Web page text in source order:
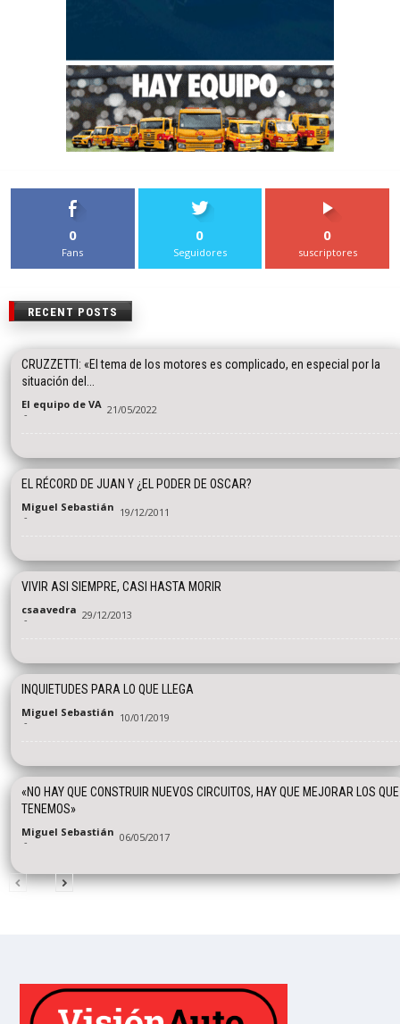
0
Fans
0
Seguidores
0
suscriptores
RECENT POSTS
CRUZZETTI: «El tema de los motores es complicado, en especial por la
situación del...
El equipo de VA
- 21/05/2022
EL RÉCORD DE JUAN Y ¿EL PODER DE OSCAR?
Miguel Sebastián
- 19/12/2011
VIVIR ASI SIEMPRE, CASI HASTA MORIR
csaavedra
- 29/12/2013
INQUIETUDES PARA LO QUE LLEGA
Miguel Sebastián
- 10/01/2019
«NO HAY QUE CONSTRUIR NUEVOS CIRCUITOS, HAY QUE MEJORAR LOS QUE
TENEMOS»
Miguel Sebastián
- 06/05/2017